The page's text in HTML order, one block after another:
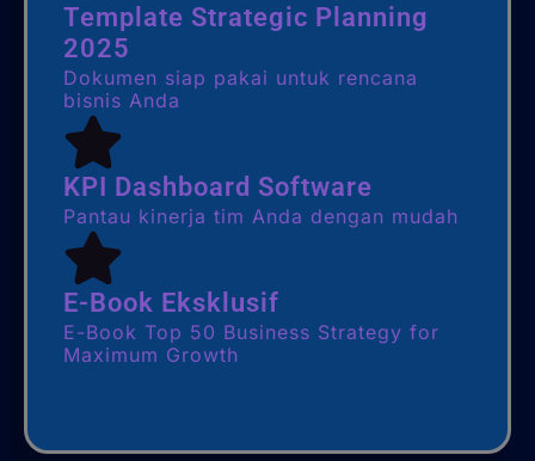
Template Strategic Planning
2025
Dokumen siap pakai untuk rencana
bisnis Anda
KPI Dashboard Software
Pantau kinerja tim Anda dengan mudah
E-Book Eksklusif
E-Book Top 50 Business Strategy for
Maximum Growth